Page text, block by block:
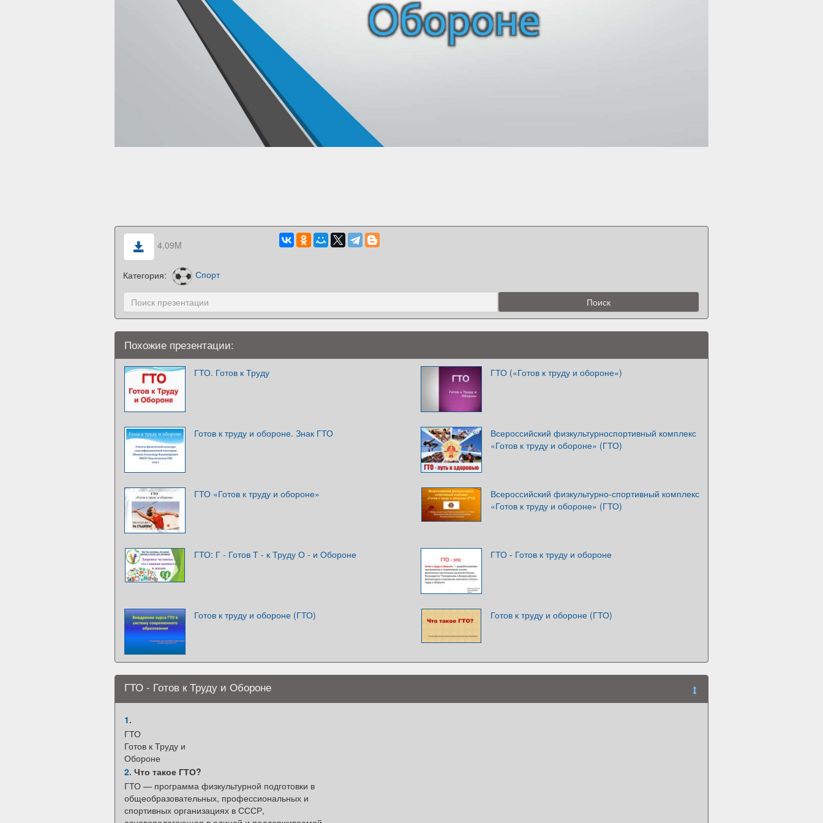
4.09M
Категория: Спорт
Похожие презентации:
ГТО. Готов к Труду ГТО («Готов к труду и обороне»)
Готов к труду и обороне. Знак ГТО
Всероссийский физкультурноспортивный комплекс
«Готов к труду и обороне» (ГТО)
ГТО «Готов к труду и обороне»
Всероссийский физкультурно-спортивный комплекс
«Готов к труду и обороне» (ГТО)
ГТО: Г - Готов Т - к Труду О - и Обороне ГТО - Готов к труду и обороне
Готов к труду и обороне (ГТО) Готов к труду и обороне (ГТО)
ГТО - Готов к Труду и Обороне
1.
ГТО
Готов к Труду и
Обороне
2. Что такое ГТО?
ГТО — программа физкультурной подготовки в
общеобразовательных, профессиональных и
спортивных организациях в СССР,